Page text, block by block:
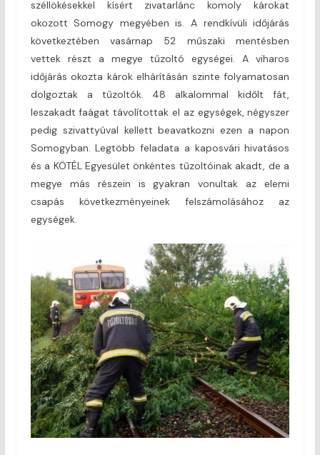
széllökésekkel kísért zivatarlánc komoly károkat
okozott Somogy megyében is. A rendkívüli időjárás
következtében vasárnap 52 műszaki mentésben
vettek részt a megye tűzoltó egységei. A viharos
időjárás okozta károk elhárításán szinte folyamatosan
dolgoztak a tűzoltók. 48 alkalommal kidőlt fát,
leszakadt faágat távolítottak el az egységek, négyszer
pedig szivattyúval kellett beavatkozni ezen a napon
Somogyban. Legtöbb feladata a kaposvári hivatásos
és a KÖTÉL Egyesület önkéntes tűzoltóinak akadt, de a
megye más részein is gyakran vonultak az elemi
csapás következményeinek felszámolásához az
egységek.